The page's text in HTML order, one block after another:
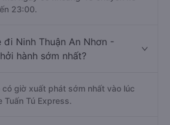
đi An Nhơn - Bình Định ?
ngày có khoảng 43 chuyến xe
23:00.
đi Ninh Thuận An Nhơn -
hành sớm nhất?